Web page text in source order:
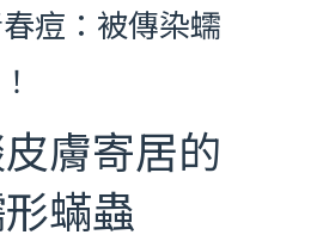
春痘：被傳染蠕
膚寄居的
蟎蟲